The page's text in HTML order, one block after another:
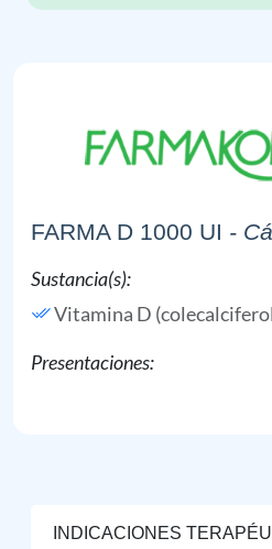
FARMA D 1000 UI -
Sustancia(s):
Vitamina D
Presentaciones:
INDICACIONES